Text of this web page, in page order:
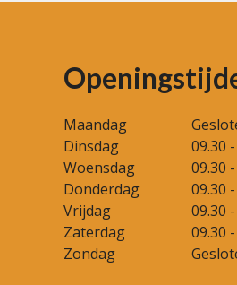
Maandag
Dinsdag
09.30
Woensdag
09.30
Donderdag
09.30
Vrijdag
09.30
Zaterdag
09.30
Zondag